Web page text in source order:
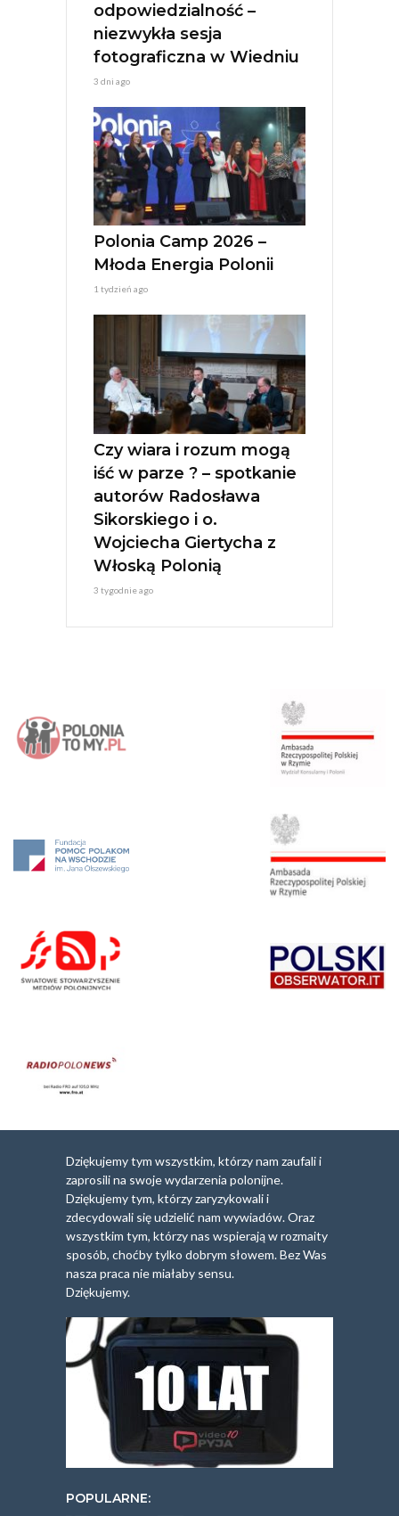
odpowiedzialność –
niezwykła sesja
fotograficzna w Wiedniu
3 dni ago
Polonia Camp 2026 –
Młoda Energia Polonii
1 tydzień ago
Czy wiara i rozum mogą
iść w parze ? – spotkanie
autorów Radosława
Sikorskiego i o.
Wojciecha Giertycha z
Włoską Polonią
3 tygodnie ago
Dziękujemy tym wszystkim, którzy nam zaufali i
zaprosili na swoje wydarzenia polonijne.
Dziękujemy tym, którzy zaryzykowali i
zdecydowali się udzielić nam wywiadów. Oraz
wszystkim tym, którzy nas wspierają w rozmaity
sposób, choćby tylko dobrym słowem. Bez Was
nasza praca nie miałaby sensu.
Dziękujemy.
POPULARNE: